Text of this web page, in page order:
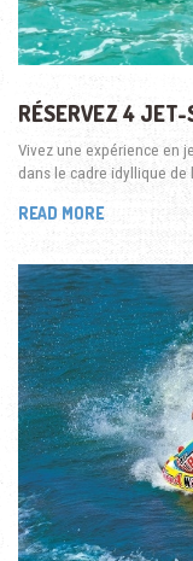
RÉSERVEZ 4 JET-
Vivez une expérience en
dans le cadre idyllique de
READ MORE